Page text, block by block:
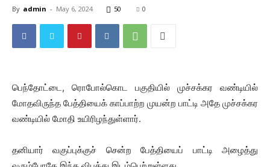
By admin - May 6, 2024 50 0
பெந்தோட்டை, ரொபோல்கொட பகுதியில் முச்சக்கர வண்டியில்
மோதவிருந்த பேத்தியைக் காப்பாற்ற முயன்ற பாட்டி அதே முச்சக்கர
வண்டியில் மோதி உயிரிழந்துள்ளார்.
தனியார் வகுப்புக்குச் சென்ற பேத்தியைப் பாட்டி அழைத்து